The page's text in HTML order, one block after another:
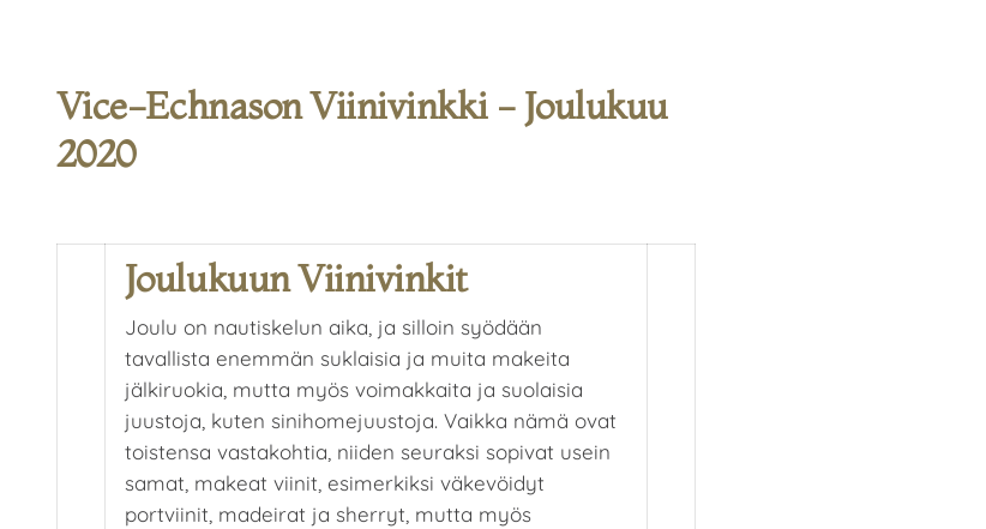
Vice-Echnason Viinivinkki - Joulukuu
2020
Joulukuun Viinivinkit
Joulu on nautiskelun aika, ja silloin syödään
tavallista enemmän suklaisia ja muita makeita
jälkiruokia, mutta myös voimakkaita ja suolaisia
juustoja, kuten sinihomejuustoja. Vaikka nämä ovat
toistensa vastakohtia, niiden seuraksi sopivat usein
samat, makeat viinit, esimerkiksi väkevöidyt
portviinit, madeirat ja sherryt, mutta myös